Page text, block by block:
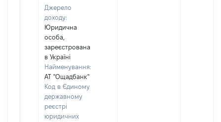
Джерело
доходу:
Юридична
особа,
зареєстрована
в Україні
Найменування:
АТ "Ощадбанк"
Код в Єдиному
державному
реєстрі
юридичних